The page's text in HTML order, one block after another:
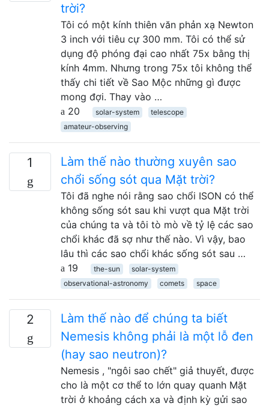
trời?
Tôi có một kính thiên văn phản xạ Newton
3 inch với tiêu cự 300 mm. Tôi có thể sử
dụng độ phóng đại cao nhất 75x bằng thị
kính 4mm. Nhưng trong 75x tôi không thể
thấy chi tiết về Sao Mộc những gì được
mong đợi. Thay vào …
20
solar-system
telescope
amateur-observing
1
Làm thế nào thường xuyên sao
chổi sống sót qua Mặt trời?
Tôi đã nghe nói rằng sao chổi ISON có thể
không sống sót sau khi vượt qua Mặt trời
của chúng ta và tôi tò mò về tỷ lệ các sao
chổi khác đã sợ như thế nào. Vì vậy, bao
lâu thì các sao chổi khác sống sót sau …
19
the-sun
solar-system
observational-astronomy
comets space
2
Làm thế nào để chúng ta biết
Nemesis không phải là một lỗ đen
(hay sao neutron)?
Nemesis , "ngôi sao chết" giả thuyết, được
cho là một cơ thể to lớn quay quanh Mặt
trời ở khoảng cách xa và định kỳ gửi sao